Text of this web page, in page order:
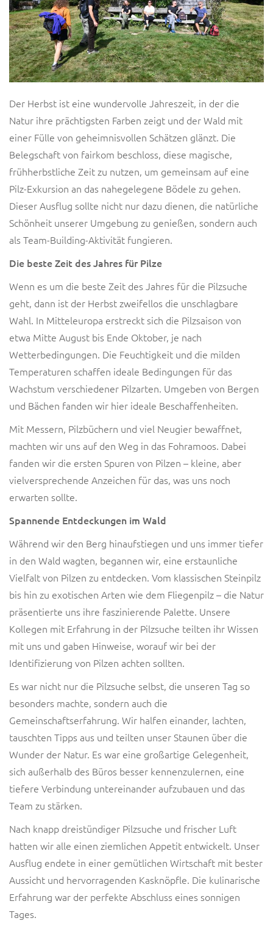
Der Herbst ist eine wundervolle Jahreszeit, in der die
Natur ihre prächtigsten Farben zeigt und der Wald mit
einer Fülle von geheimnisvollen Schätzen glänzt. Die
Belegschaft von fairkom beschloss, diese magische,
frühherbstliche Zeit zu nutzen, um gemeinsam auf eine
Pilz-Exkursion an das nahegelegene Bödele zu gehen.
Dieser Ausflug sollte nicht nur dazu dienen, die natürliche
Schönheit unserer Umgebung zu genießen, sondern auch
als Team-Building-Aktivität fungieren.
Die beste Zeit des Jahres für Pilze
Wenn es um die beste Zeit des Jahres für die Pilzsuche
geht, dann ist der Herbst zweifellos die unschlagbare
Wahl. In Mitteleuropa erstreckt sich die Pilzsaison von
etwa Mitte August bis Ende Oktober, je nach
Wetterbedingungen. Die Feuchtigkeit und die milden
Temperaturen schaffen ideale Bedingungen für das
Wachstum verschiedener Pilzarten. Umgeben von Bergen
und Bächen fanden wir hier ideale Beschaffenheiten.
Mit Messern, Pilzbüchern und viel Neugier bewaffnet,
machten wir uns auf den Weg in das Fohramoos. Dabei
fanden wir die ersten Spuren von Pilzen – kleine, aber
vielversprechende Anzeichen für das, was uns noch
erwarten sollte.
Spannende Entdeckungen im Wald
Während wir den Berg hinaufstiegen und uns immer tiefer
in den Wald wagten, begannen wir, eine erstaunliche
Vielfalt von Pilzen zu entdecken. Vom klassischen Steinpilz
bis hin zu exotischen Arten wie dem Fliegenpilz – die Natur
präsentierte uns ihre faszinierende Palette. Unsere
Kollegen mit Erfahrung in der Pilzsuche teilten ihr Wissen
mit uns und gaben Hinweise, worauf wir bei der
Identifizierung von Pilzen achten sollten.
Es war nicht nur die Pilzsuche selbst, die unseren Tag so
besonders machte, sondern auch die
Gemeinschaftserfahrung. Wir halfen einander, lachten,
tauschten Tipps aus und teilten unser Staunen über die
Wunder der Natur. Es war eine großartige Gelegenheit,
sich außerhalb des Büros besser kennenzulernen, eine
tiefere Verbindung untereinander aufzubauen und das
Team zu stärken.
Nach knapp dreistündiger Pilzsuche und frischer Luft
hatten wir alle einen ziemlichen Appetit entwickelt. Unser
Ausflug endete in einer gemütlichen Wirtschaft mit bester
Aussicht und hervorragenden Kasknöpfle. Die kulinarische
Erfahrung war der perfekte Abschluss eines sonnigen
Tages.